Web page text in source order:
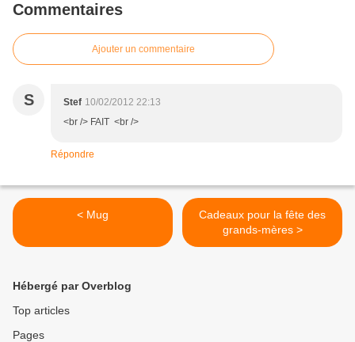
Commentaires
Ajouter un commentaire
S Stef 10/02/2012 22:13
<br /> FAIT <br />
Répondre
< Mug
Cadeaux pour la fête des
grands-mères >
Hébergé par Overblog
Top articles
Pages